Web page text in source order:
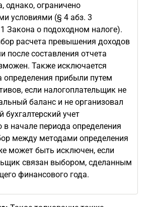
однако, ограничено
условиями (§ 4 абз. 3
Закона о подоходном налоге).
расчета превышения доходов
после составления отчета
Также исключается
определения прибыли путем
если налогоплательщик не
баланс и не организовал
бухгалтерский учет
в начале периода определения
между методами определения
может быть исключен, если
связан выбором, сделанным
финансового года.